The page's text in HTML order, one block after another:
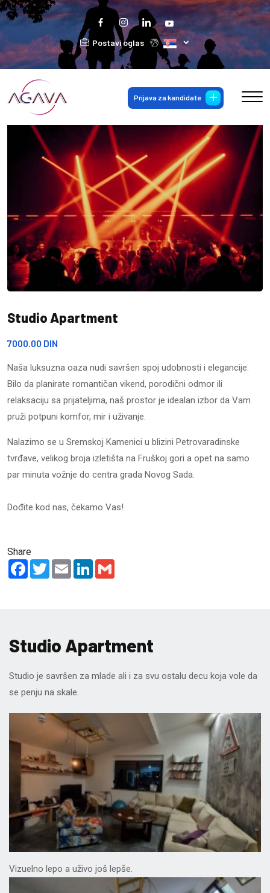
Postavi oglas
Prijava za kandidate
Studio Apartment
7000.00 DIN
Naša luksuzna oaza nudi savršen spoj udobnosti i elegancije.
Bilo da planirate romantičan vikend, porodični odmor ili
relaksaciju sa prijateljima, naš prostor je idealan izbor da Vam
pruži potpuni komfor, mir i uživanje.
Nalazimo se u Sremskoj Kamenici u blizini Petrovaradinske
tvrđave, velikog broja izletišta na Fruškoj gori a opet na samo
par minuta vožnje do centra grada Novog Sada.
Dođite kod nas, čekamo Vas!
Share
Facebook
TwitterEmail LinkedIn
Studio Apartment
Studio je savršen za mlade ali i za svu ostalu decu koja vole da
se penju na skale.
Vizuelno lepo a uživo još lepše.